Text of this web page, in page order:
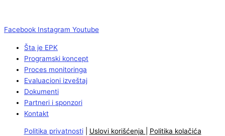
Facebook Instagram Youtube
Šta je EPK
Programski koncept
Proces monitoringa
Evaluacioni izveštaj
Dokumenti
Partneri i sponzori
Kontakt
Politika privatnosti| Uslovi korišćenja Politika kolačića